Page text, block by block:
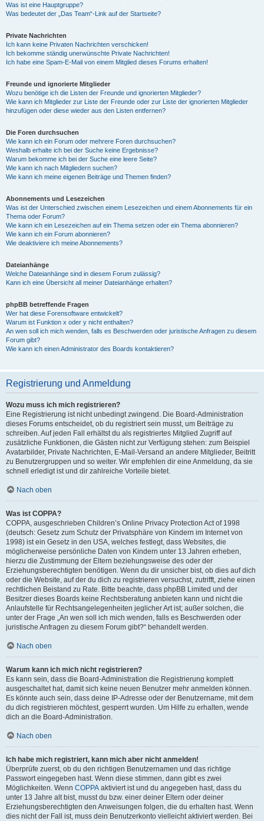
Was ist eine Hauptgruppe?
Was bedeutet der „Das Team“-Link auf der Startseite?
Private Nachrichten
Ich kann keine Privaten Nachrichten verschicken!
Ich bekomme ständig unerwünschte Private Nachrichten!
Ich habe eine Spam-E-Mail von einem Mitglied dieses Forums erhalten!
Freunde und ignorierte Mitglieder
Wozu benötige ich die Listen der Freunde und ignorierten Mitglieder?
Wie kann ich Mitglieder zur Liste der Freunde oder zur Liste der ignorierten Mitglieder
hinzufügen oder diese wieder aus den Listen entfernen?
Die Foren durchsuchen
Wie kann ich ein Forum oder mehrere Foren durchsuchen?
Weshalb erhalte ich bei der Suche keine Ergebnisse?
Warum bekomme ich bei der Suche eine leere Seite?
Wie kann ich nach Mitgliedern suchen?
Wie kann ich meine eigenen Beiträge und Themen finden?
Abonnements und Lesezeichen
Was ist der Unterschied zwischen einem Lesezeichen und einem Abonnements für ein
Thema oder Forum?
Wie kann ich ein Lesezeichen auf ein Thema setzen oder ein Thema abonnieren?
Wie kann ich ein Forum abonnieren?
Wie deaktiviere ich meine Abonnements?
Dateianhänge
Welche Dateianhänge sind in diesem Forum zulässig?
Kann ich eine Übersicht all meiner Dateianhänge erhalten?
phpBB betreffende Fragen
Wer hat diese Forensoftware entwickelt?
Warum ist Funktion x oder y nicht enthalten?
An wen soll ich mich wenden, falls es Beschwerden oder juristische Anfragen zu diesem
Forum gibt?
Wie kann ich einen Administrator des Boards kontaktieren?
Registrierung und Anmeldung
Wozu muss ich mich registrieren?
Eine Registrierung ist nicht unbedingt zwingend. Die Board-Administration
dieses Forums entscheidet, ob du registriert sein musst, um Beiträge zu
schreiben. Auf jeden Fall erhältst du als registriertes Mitglied Zugriff auf
zusätzliche Funktionen, die Gästen nicht zur Verfügung stehen: zum Beispiel
Avatarbilder, Private Nachrichten, E-Mail-Versand an andere Mitglieder, Beitritt
zu Benutzergruppen und so weiter. Wir empfehlen dir eine Anmeldung, da sie
schnell erledigt ist und dir zahlreiche Vorteile bietet.
Nach oben
Was ist COPPA?
COPPA, ausgeschrieben Children’s Online Privacy Protection Act of 1998
(deutsch: Gesetz zum Schutz der Privatsphäre von Kindern im Internet von
1998) ist ein Gesetz in den USA, welches festlegt, dass Websites, die
möglicherweise persönliche Daten von Kindern unter 13 Jahren erheben,
hierzu die Zustimmung der Eltern beziehungsweise des oder der
Erziehungsberechtigten benötigen. Wenn du dir unsicher bist, ob dies auf dich
oder die Website, auf der du dich zu registrieren versuchst, zutrifft, ziehe einen
rechtlichen Beistand zu Rate. Bitte beachte, dass phpBB Limited und der
Besitzer dieses Boards keine Rechtsberatung anbieten kann und nicht die
Anlaufstelle für Rechtsangelegenheiten jeglicher Art ist; außer solchen, die
unter der Frage „An wen soll ich mich wenden, falls es Beschwerden oder
juristische Anfragen zu diesem Forum gibt?“ behandelt werden.
Nach oben
Warum kann ich mich nicht registrieren?
Es kann sein, dass die Board-Administration die Registrierung komplett
ausgeschaltet hat, damit sich keine neuen Benutzer mehr anmelden können.
Es könnte auch sein, dass deine IP-Adresse oder der Benutzername, mit dem
du dich registrieren möchtest, gesperrt wurden. Um Hilfe zu erhalten, wende
dich an die Board-Administration.
Nach oben
Ich habe mich registriert, kann mich aber nicht anmelden!
Überprüfe zuerst, ob du den richtigen Benutzernamen und das richtige
Passwort eingegeben hast. Wenn diese stimmen, dann gibt es zwei
Möglichkeiten. Wenn COPPA aktiviert ist und du angegeben hast, dass du
unter 13 Jahre alt bist, musst du bzw. einer deiner Eltern oder deiner
Erziehungsberechtigten den Anweisungen folgen, die du erhalten hast. Wenn
dies nicht der Fall ist, muss dein Benutzerkonto vielleicht aktiviert werden. Bei